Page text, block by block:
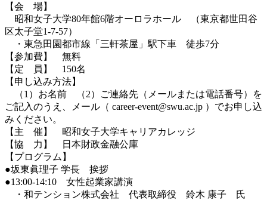
【会 場】
昭和女子大学80年館6階オーロラホール （東京都世田谷
区太子堂1-7-57）
・東急田園都市線「三軒茶屋」駅下車 徒歩7分
【参加費】 無料
【定 員】 150名
【申し込み方法】
（1）お名前 （2）ご連絡先（メールまたは電話番号）を
ご記入のうえ、メール（ career-event@swu.ac.jp ）でお申し込
みください。
【主 催】 昭和女子大学キャリアカレッジ
【協 力】 日本財政金融公庫
【プログラム】
●坂東眞理子 学長 挨拶
●13:00-14:10 女性起業家講演
・和テンション株式会社 代表取締役 鈴木 康子 氏